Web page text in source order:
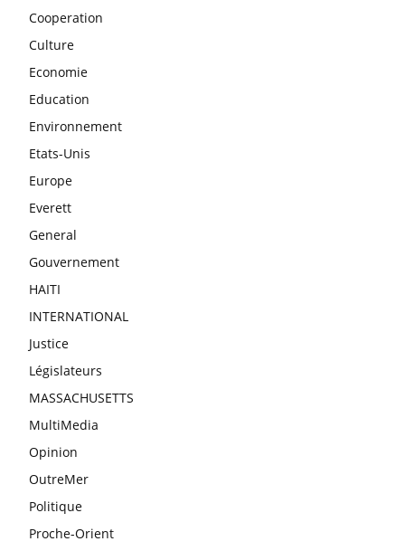
Cooperation
Culture
Economie
Education
Environnement
Etats-Unis
Europe
Everett
General
Gouvernement
HAITI
INTERNATIONAL
Justice
Législateurs
MASSACHUSETTS
MultiMedia
Opinion
OutreMer
Politique
Proche-Orient